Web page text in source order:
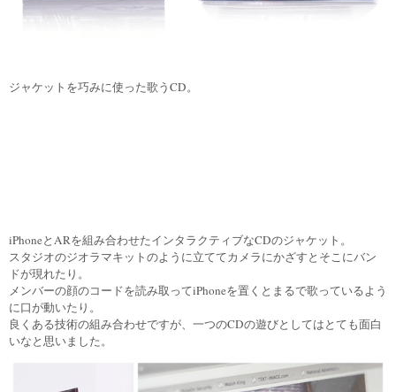
ジャケットを巧みに使った歌うCD。
iPhoneとARを組み合わせたインタラクティブなCDのジャケット。
スタジオのジオラマキットのように立ててカメラにかざすとそこにバン
ドが現れたり。
メンバーの顔のコードを読み取ってiPhoneを置くとまるで歌っているよう
に口が動いたり。
良くある技術の組み合わせですが、一つのCDの遊びとしてはとても面白
いなと思いました。